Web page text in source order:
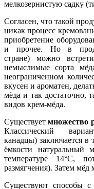
мелкозернистую садку
Согласен, что такой
никак процесс
приобретение
и прочее. Но в
стране) можно
немыслимые сорта
неограниченном
вкусен и ароматен,
мёда и так достаточно,
видов крем-мёда.
Существуетмножество
Классический
канадцы) заключается в
ёмкости натуральный
температуре 14°C,
размягчения). Затем
Существуют способы